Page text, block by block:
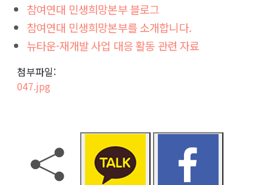
참여연대 민생희망본부 블로그
참여연대 민생희망본부를 소개합니다.
뉴타운-재개발 사업 대응 활동 관련 자료
첨부파일:
047.jpg